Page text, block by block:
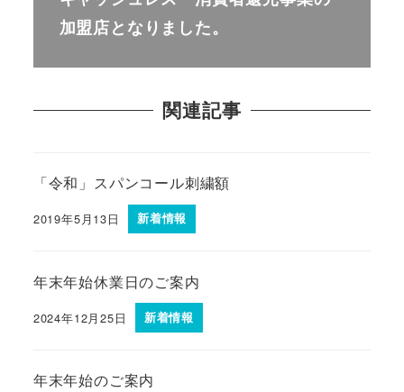
加盟店となりました。
関連記事
「令和」スパンコール刺繍額
2019年5月13日 新着情報
年末年始休業日のご案内
2024年12月25日 新着情報
年末年始のご案内